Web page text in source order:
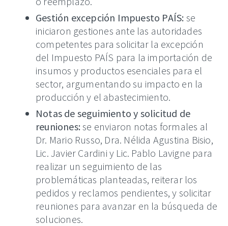
Gestión excepción Impuesto PAÍS: se
iniciaron gestiones ante las autoridades
competentes para solicitar la excepción
del Impuesto PAÍS para la importación de
insumos y productos esenciales para el
sector, argumentando su impacto en la
producción y el abastecimiento.
Notas de seguimiento y solicitud de
reuniones: se enviaron notas formales al
Dr. Mario Russo, Dra. Nélida Agustina Bisio,
Lic. Javier Cardini y Lic. Pablo Lavigne para
realizar un seguimiento de las
problemáticas planteadas, reiterar los
pedidos y reclamos pendientes, y solicitar
reuniones para avanzar en la búsqueda de
soluciones.